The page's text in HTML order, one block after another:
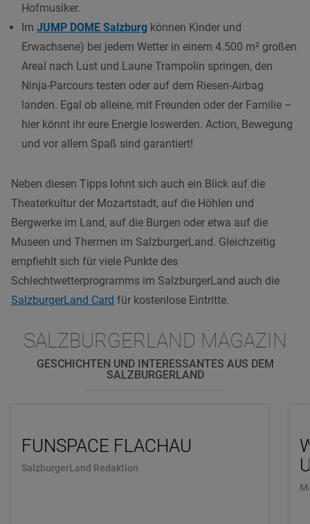
Hofmusiker.
Im JUMP DOME Salzburg können Kinder und
Erwachsene) bei jedem Wetter in einem 4.500 m² großen
Areal nach Lust und Laune Trampolin springen, den
Ninja-Parcours testen oder auf dem Riesen-Airbag
landen. Egal ob alleine, mit Freunden oder der Familie –
hier könnt ihr eure Energie loswerden. Action, Bewegung
und vor allem Spaß sind garantiert!
Neben diesen Tipps lohnt sich auch ein Blick auf die
Theaterkultur der Mozartstadt, auf die Höhlen und
Bergwerke im Land, auf die Burgen oder etwa auf die
Museen und Thermen im SalzburgerLand. Gleichzeitig
empfiehlt sich für viele Punkte des
Schlechtwetterprogramms im SalzburgerLand auch die
SalzburgerLand Card für kostenlose Eintritte.
SALZBURGERLAND MAGAZIN
GESCHICHTEN UND INTERESSANTES AUS DEM
SALZBURGERLAND
FUNSPACE FLACHAU
SalzburgerLand Redaktion